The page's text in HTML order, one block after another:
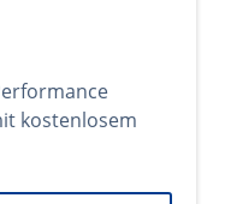
kostenlosem